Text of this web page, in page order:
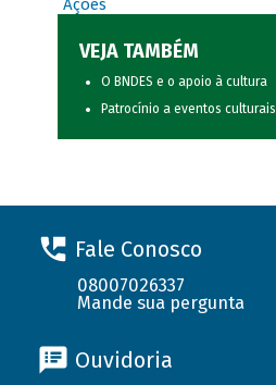
Ações
VEJA TAMBÉM
O BNDES e o apoio à cultura
Patrocínio a eventos culturais
Fale Conosco
08007026337
Mande sua pergunta
Ouvidoria